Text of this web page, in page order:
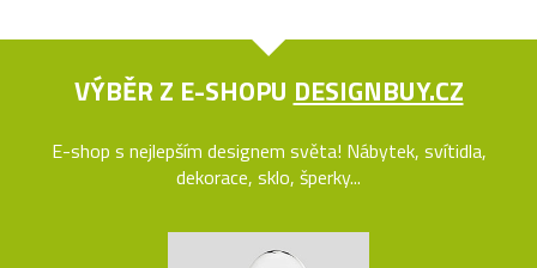
VÝBĚR Z E-SHOPU DESIGNBUY.CZ
E-shop s nejlepším designem světa! Nábytek, svítidla,
dekorace, sklo, šperky...